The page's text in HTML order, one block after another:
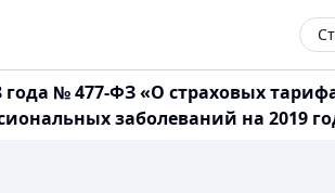
№ 477-ФЗ «О страховых
заболеваний на 2019